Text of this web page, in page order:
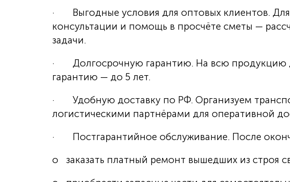
· Выгодные условия для оптовых клиентов.
консультации и помощь в просчёте сметы —
задачи.
· Долгосрочную гарантию. На всю продукцию
гарантию — до 5 лет.
· Удобную доставку по РФ. Организуем
логистическими партнёрами для оперативной
· Постгарантийное обслуживание. После
o заказать платный ремонт вышедших из строя